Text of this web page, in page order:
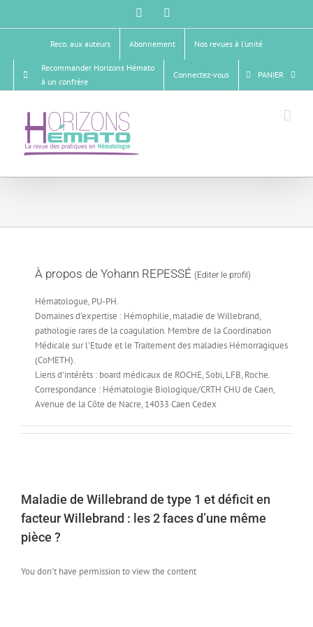
Facebook
Reco. aux auteurs Abonnement Nos revues à l’unité
Recommander Horizons Hémato
à un confrère
Connectez-vous PANIER
À propos de Yohann REPESSÉ (Editer le profil )
Hématologue, PU-PH.
Domaines d'expertise : Hémophilie, maladie de Willebrand,
pathologie rares de la coagulation. Membre de la Coordination
Médicale sur l'Etude et le Traitement des maladies Hémorragiques
(CoMETH).
Liens d'intérêts : board médicaux de ROCHE, Sobi, LFB, Roche.
Correspondance : Hématologie Biologique/CRTH CHU de Caen,
Avenue de la Côte de Nacre, 14033 Caen Cedex
Maladie de Willebrand de type 1 et déficit en
facteur Willebrand : les 2 faces d’une même
pièce ?
You don't have permission to view the content